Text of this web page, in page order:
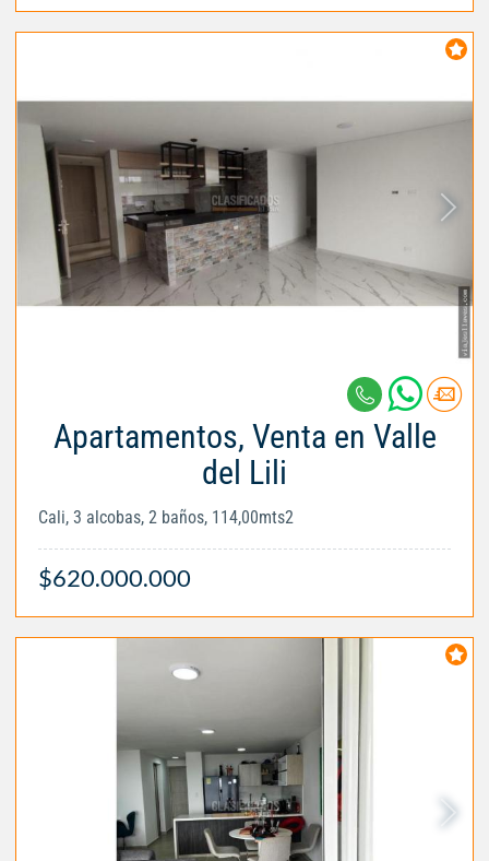
Apartamentos, Venta en Valle
del Lili
Cali, 3 alcobas, 2 baños, 114,00mts2
$620.000.000